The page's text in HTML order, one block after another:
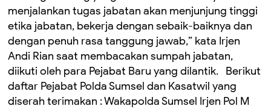
menjalankan tugas jabatan akan menjunjung tinggi
etika jabatan, bekerja dengan sebaik-baiknya dan
dengan penuh rasa tanggung jawab,” kata Irjen
Andi Rian saat membacakan sumpah jabatan,
diikuti oleh para Pejabat Baru yang dilantik. Berikut
daftar Pejabat Polda Sumsel dan Kasatwil yang
diserah terimakan : Wakapolda Sumsel Irjen Pol M